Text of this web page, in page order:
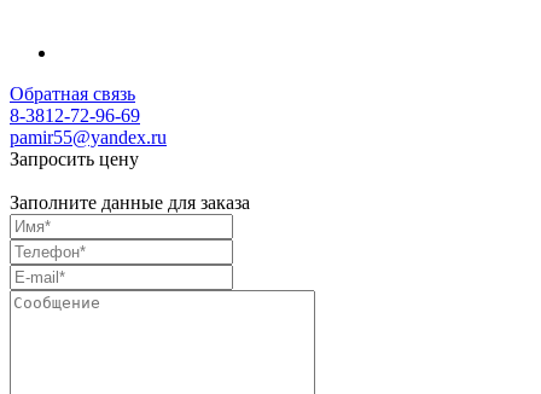
Обратная связь
8-3812-72-96-69
pamir55@yandex.ru
Запросить цену
Заполните данные для заказа